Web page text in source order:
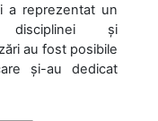
a reprezentat un
disciplinei și
au fost posibile
și-au dedicat